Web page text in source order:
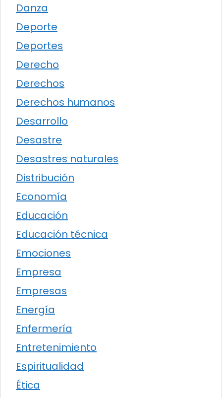
Danza
Deporte
Deportes
Derecho
Derechos
Derechos humanos
Desarrollo
Desastre
Desastres naturales
Distribución
Economía
Educación
Educación técnica
Emociones
Empresa
Empresas
Energía
Enfermería
Entretenimiento
Espiritualidad
Ética